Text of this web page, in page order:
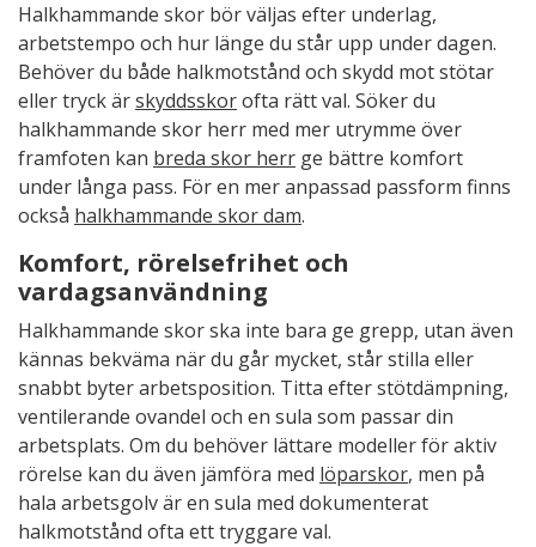
Halkhammande skor bör väljas efter underlag,
arbetstempo och hur länge du står upp under dagen.
Behöver du både halkmotstånd och skydd mot stötar
eller tryck ärskyddsskorofta rätt val. Söker du
halkhammande skor herr med mer utrymme över
framfoten kan breda skor herr ge bättre komfort
under långa pass. För en mer anpassad passform finns
också halkhammande skor dam.
Komfort, rörelsefrihet och
vardagsanvändning
Halkhammande skor ska inte bara ge grepp, utan även
kännas bekväma när du går mycket, står stilla eller
snabbt byter arbetsposition. Titta efter stötdämpning,
ventilerande ovandel och en sula som passar din
arbetsplats. Om du behöver lättare modeller för aktiv
rörelse kan du även jämföra med löparskor, men på
hala arbetsgolv är en sula med dokumenterat
halkmotstånd ofta ett tryggare val.